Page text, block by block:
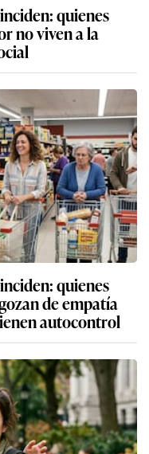
quienes
no viven a la
quienes
de empatía
autocontrol